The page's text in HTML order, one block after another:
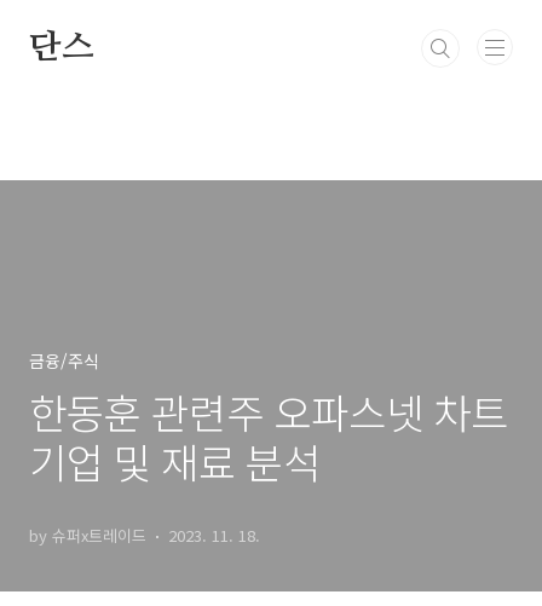
단스
금융/주식
한동훈 관련주 오파스넷 차트
기업 및 재료 분석
by 슈퍼x트레이드 2023. 11. 18.